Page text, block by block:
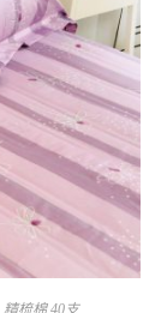
精梳棉 40支